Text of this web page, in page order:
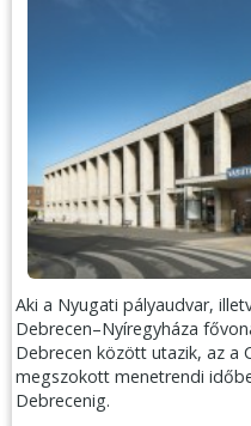
Aki a Nyugati pályaudvar,
Debrecen–Nyíregyháza
Debrecen között utazik, az a
megszokott menetrendi
Debrecenig.